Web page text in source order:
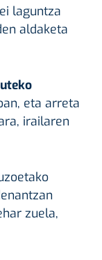
laguntza
aldaketa
eta arreta
irailaren
zuela,